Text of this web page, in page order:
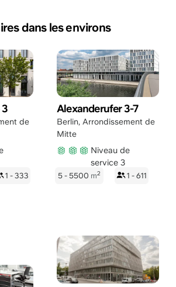
dans les environs
de
1 - 333
Alexanderufer 3-7
Berlin, Arrondissement de
Mitte
Niveau de
service 3
5 - 5500 m2 1 - 611